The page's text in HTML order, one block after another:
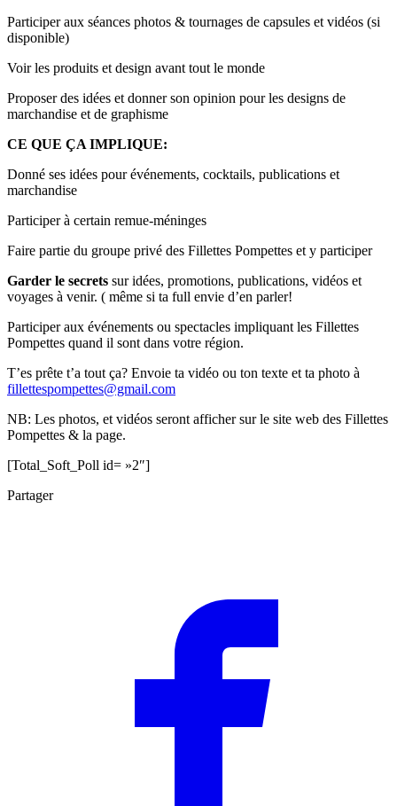
Participer aux séances photos & tournages de capsules et vidéos (si
disponible)
Voir les produits et design avant tout le monde
Proposer des idées et donner son opinion pour les designs de
marchandise et de graphisme
CE QUE ÇA IMPLIQUE:
Donné ses idées pour événements, cocktails, publications et
marchandise
Participer à certain remue-méninges
Faire partie du groupe privé des Fillettes Pompettes et y participer
Garder le secrets sur idées, promotions, publications, vidéos et
voyages à venir. ( même si ta full envie d’en parler!
Participer aux événements ou spectacles impliquant les Fillettes
Pompettes quand il sont dans votre région.
T’es prête t’a tout ça? Envoie ta vidéo ou ton texte et ta photo à
fillettespompettes@gmail.com
NB: Les photos, et vidéos seront afficher sur le site web des Fillettes
Pompettes & la page.
[Total_Soft_Poll id= »2″]
Partager